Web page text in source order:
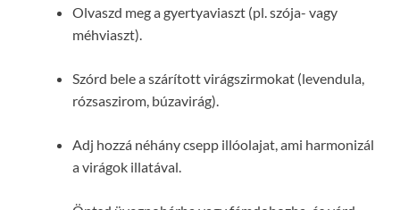
Olvaszd meg a gyertyaviaszt (pl. szója- vagy
méhviaszt).
Szórd bele a szárított virágszirmokat (levendula,
rózsaszirom, búzavirág).
Adj hozzá néhány csepp illóolajat, ami harmonizál
a virágok illatával.